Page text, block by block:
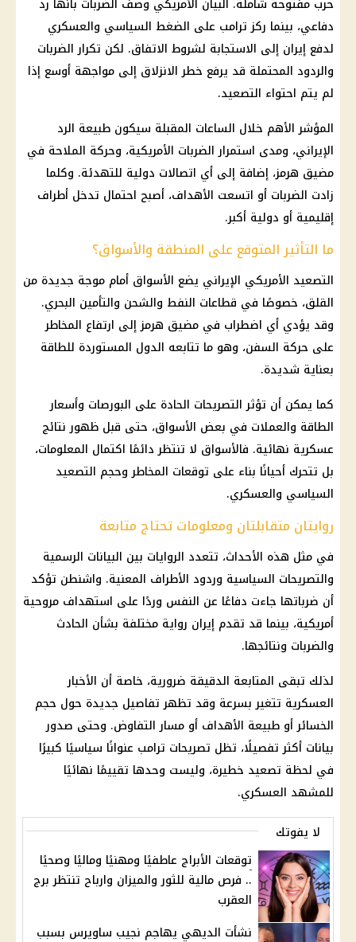
دفاعي، بينما ركزترامب على الضغط السياسي والعسكري
لدفعإيران إلى الاستجابة لشروط الاتفاق. لكن تكرار الضربات
والردود المحتملة قد يرفع خطر الانزلاق إلى مواجهة أوسع إذا
لم يتم احتواء التصعيد.
المؤشر الأهم خلال الساعات المقبلة سيكون طبيعة الرد
الإيراني، ومدى استمرار الضربات الأمريكية، وحركة الملاحة في
مضيق هرمز، إضافة إلى أي اتصالات دولية للتهدئة. وكلما
زادت الضربات أو اتسعت الأهداف، أصبح احتمال تدخل أطراف
إقليمية أو دولية أكبر.
ما التأثير المتوقع على المنطقة والأسواق؟
التصعيد الأمريكي الإيراني يضع الأسواق أمام موجة جديدة من
القلق، خصوصًا في قطاعات النفط والشحن والتأمين البحري.
وقد يؤدي أي اضطراب في مضيق هرمزإلى ارتفاع المخاطر
على حركة السفن، وهو ما تتابعه الدول المستوردة للطاقة
بعناية شديدة.
كما يمكن أن تؤثر التصريحات الحادة على البورصات وأسعار
الطاقة والعملات في بعض الأسواق، حتى قبل ظهور نتائج
عسكرية نهائية. فالأسواق لا تنتظر دائمًا اكتمال المعلومات،
بل تتحرك أحيانًا بناء على توقعات المخاطر وحجم التصعيد
السياسي والعسكري.
روايتان متقابلتان ومعلومات تحتاج متابعة
في مثل هذه الأحداث، تتعدد الروايات بين البيانات الرسمية
والتصريحات السياسية وردود الأطراف المعنية. واشنطن تؤكد
أن ضرباتها جاءت دفاعًا عن النفس وردًا على استهداف مروحية
أمريكية، بينما قد تقدم إيران رواية مختلفة بشأن الحادث
والضربات ونتائجها.
لذلك تبقى المتابعة الدقيقة ضرورية، خاصة أن الأخبار
العسكرية تتغير بسرعة وقد تظهر تفاصيل جديدة حول حجم
الخسائر أو طبيعة الأهداف أو مسار التفاوض. وحتى صدور
بيانات أكثر تفصيلًا، تظل تصريحات ترامب عنوانًا سياسيًا كبيرًا
في لحظة تصعيد خطيرة، وليست وحدها تقييمًا نهائيًا
للمشهد العسكري.
لا يفوتك
توقعات الأبراج عاطفيًا ومهنيًا وماليًا وصحيًا
.. فرص مالية للثور والميزان وارباح تنتظر برج
العقرب
نشأت الديهي يهاجم نجيب ساويرس بسبب